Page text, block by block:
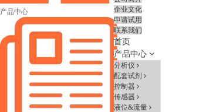
企业文化
申请试用
联系我们
首页
产品中心
分析仪
配套试剂
控制器
传感器
液位&流量
产品中心